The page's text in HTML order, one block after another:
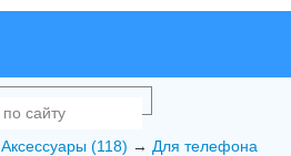
Аксессуары (118) → Для телефона